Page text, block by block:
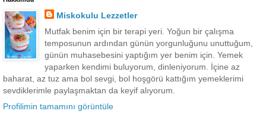
Miskokulu Lezzetler
Mutfak benim için bir terapi yeri. Yoğun bir çalışma
temposunun ardından günün yorgunluğunu unuttuğum,
günün muhasebesini yaptığım yer benim için. Yemek
yaparken kendimi buluyorum, dinleniyorum. İçine az
baharat, az tuz ama bol sevgi, bol hoşgörü kattığım yemeklerimi
sevdiklerimle paylaşmaktan da keyif alıyorum.
Profilimin tamamını görüntüle